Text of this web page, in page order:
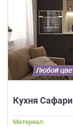
Кухня Сафари
Материал: